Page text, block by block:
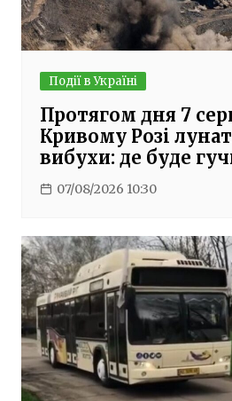
Події в Україні
Протягом дня 7
Кривому Розі
вибухи: де буде
07/08/2026 10:30